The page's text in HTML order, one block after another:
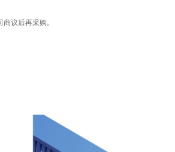
议后再采购。